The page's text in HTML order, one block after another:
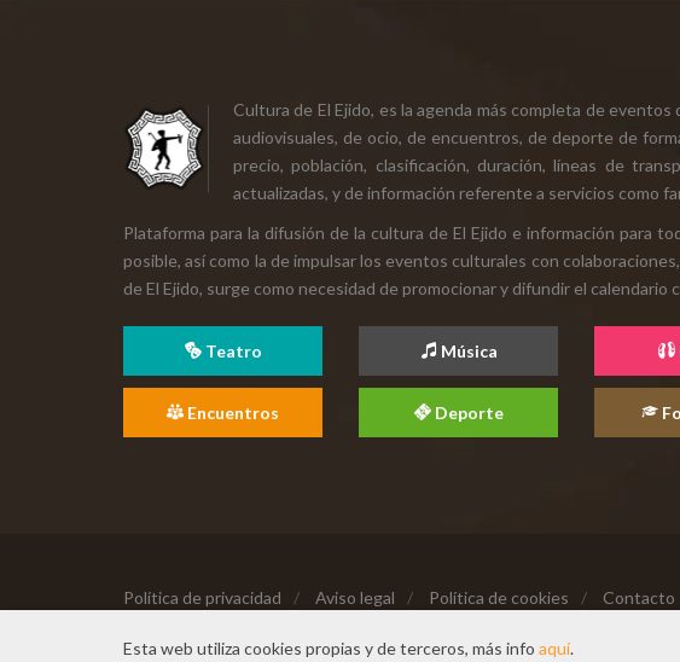
Cultura de El Ejido, es la agenda más completa de
audiovisuales, de ocio, de encuentros, de deporte de
precio, población, clasificación, duración, líneas de
actualizadas, y de información referente a servicios como
Plataforma para la difusión de la cultura de El Ejido e información para
posible, así como la de impulsar los eventos culturales con
de El Ejido, surge como necesidad de promocionar y difundir el calendario
Teatro Música
Encuentros Deporte
Política de privacidad / Aviso legal / Política de cookies / Contacto
Copyright © 2026 Todos los derechos reservados
Esta web utiliza cookies propias y de terceros, más info aquí.